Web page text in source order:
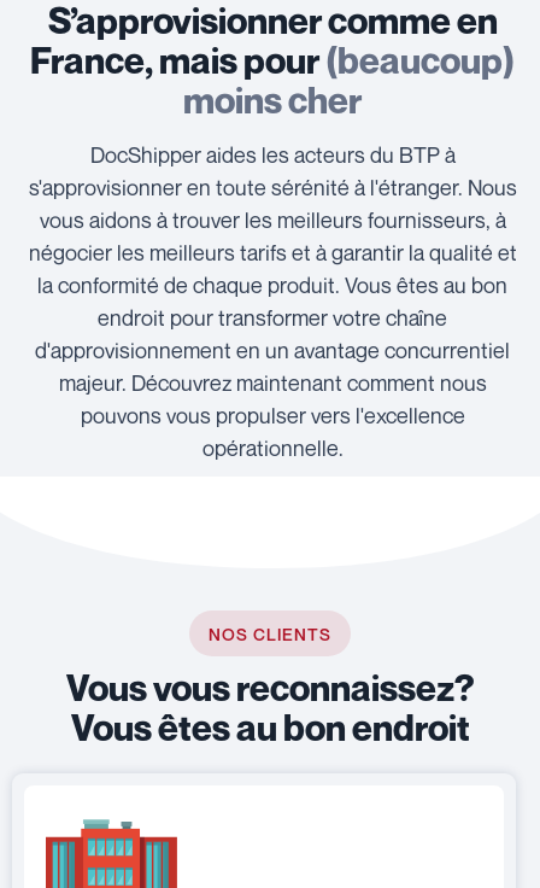
S’approvisionner comme en
France, mais pour(beaucoup)
moins cher
DocShipper aides les acteurs du BTP à
s'approvisionner en toute sérénité à l'étranger. Nous
vous aidons à trouver les meilleurs fournisseurs, à
négocier les meilleurs tarifs et à garantir la qualité et
la conformité de chaque produit. Vous êtes au bon
endroit pour transformer votre chaîne
d'approvisionnement en un avantage concurrentiel
majeur. Découvrez maintenant comment nous
pouvons vous propulser vers l'excellence
opérationnelle.
NOS CLIENTS
Vous vous reconnaissez?
Vous êtes au bon endroit